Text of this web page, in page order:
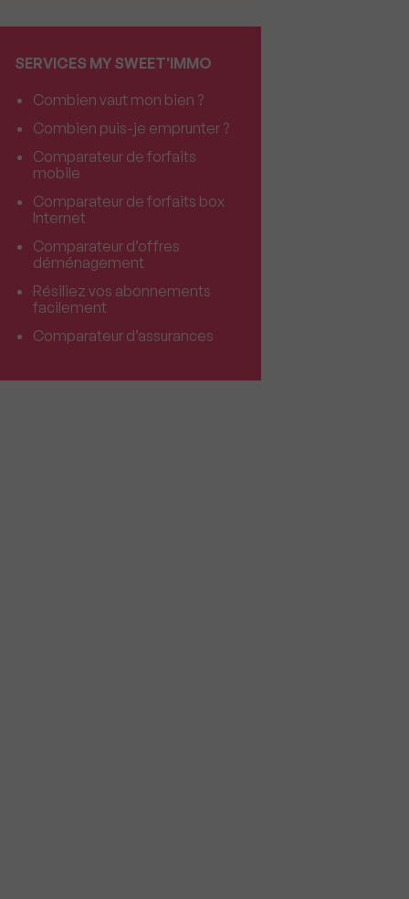
SERVICES MY SWEET'IMMO
Combien vaut mon bien ?
Combien puis-je emprunter ?
Comparateur de forfaits
mobile
Comparateur de forfaits box
Internet
Comparateur d’offres
déménagement
Résiliez vos abonnements
facilement
Comparateur d’assurances